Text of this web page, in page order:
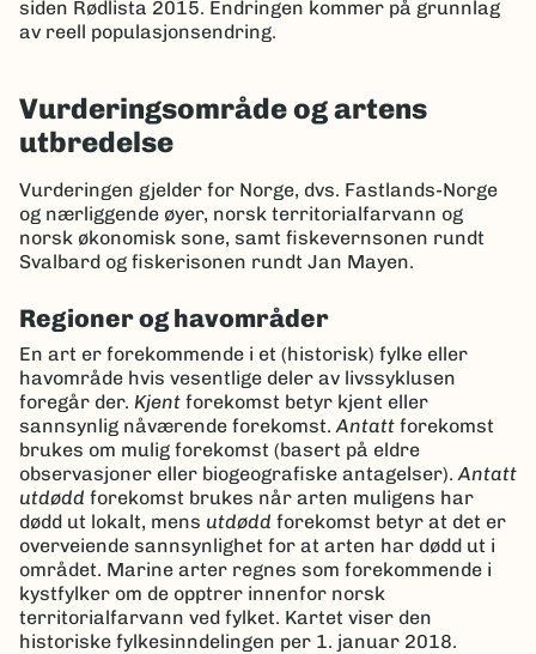
siden Rødlista 2015. Endringen kommer på grunnlag
av reell populasjonsendring.
Vurderingsområde og artens
utbredelse
Vurderingen gjelder for Norge, dvs. Fastlands-Norge
og nærliggende øyer, norsk territorialfarvann og
norsk økonomisk sone, samt fiskevernsonen rundt
Svalbard og fiskerisonen rundt Jan Mayen.
Regioner og havområder
En art er forekommende i et (historisk) fylke eller
havområde hvis vesentlige deler av livssyklusen
foregår der. Kjent forekomst betyr kjent eller
sannsynlig nåværende forekomst.Antatt forekomst
brukes om mulig forekomst (basert på eldre
observasjoner eller biogeografiske antagelser).Antatt
utdødd forekomst brukes når arten muligens har
dødd ut lokalt, mens utdødd forekomst betyr at det er
overveiende sannsynlighet for at arten har dødd ut i
området. Marine arter regnes som forekommende i
kystfylker om de opptrer innenfor norsk
territorialfarvann ved fylket. Kartet viser den
historiske fylkesinndelingen per 1. januar 2018.